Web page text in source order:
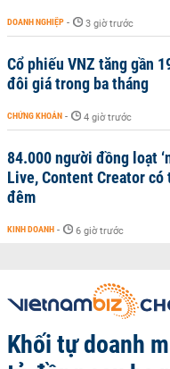
DOANH NGHIỆP - 3 giờ trước
Cổ phiếu VNZ tăng gần
đôi giá trong ba tháng
CHỨNG KHOÁN - 4 giờ trước
84.000 người đồng loạt
Live, Content Creator
đêm
KINH DOANH - 6 giờ trước
Khối tự doanh